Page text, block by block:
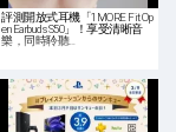
評測開放式耳機「1MORE Fit Op
en Earbuds S50」！享受清晰音
樂，同時聆聽…